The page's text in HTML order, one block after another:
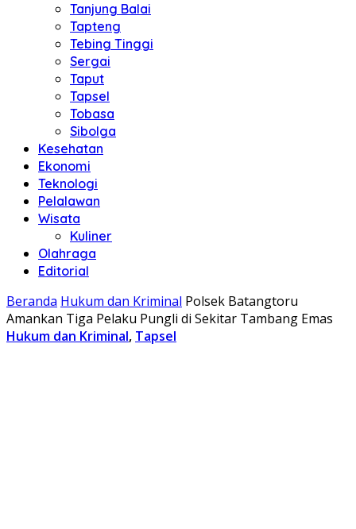
Tanjung Balai
Tapteng
Tebing Tinggi
Sergai
Taput
Tapsel
Tobasa
Sibolga
Kesehatan
Ekonomi
Teknologi
Pelalawan
Wisata
Kuliner
Olahraga
Editorial
Beranda Hukum dan Kriminal Polsek Batangtoru
Amankan Tiga Pelaku Pungli di Sekitar Tambang Emas
Hukum dan Kriminal, Tapsel